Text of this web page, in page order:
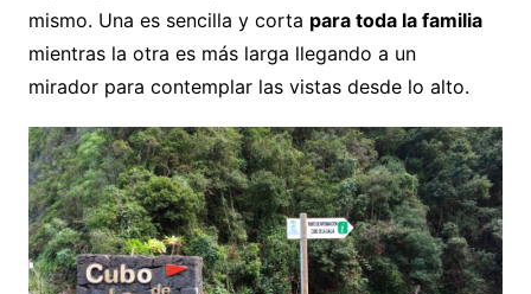
mismo. Una es sencilla y corta para toda la familia
mientras la otra es más larga llegando a un
mirador para contemplar las vistas desde lo alto.